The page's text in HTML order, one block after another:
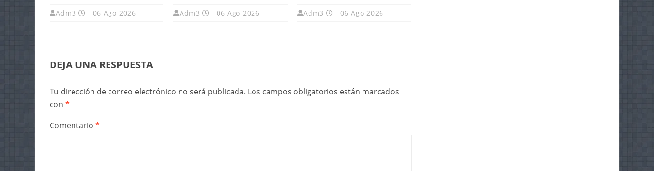
Adm3 06 Ago 2026 Adm3 06 Ago 2026 Adm3 06 Ago 2026
DEJA UNA RESPUESTA
Tu dirección de correo electrónico no será publicada. Los campos obligatorios están marcados
con *
Comentario *